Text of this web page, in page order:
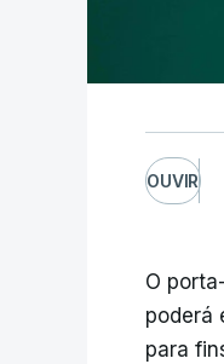
OUVIR
O
poderá
para